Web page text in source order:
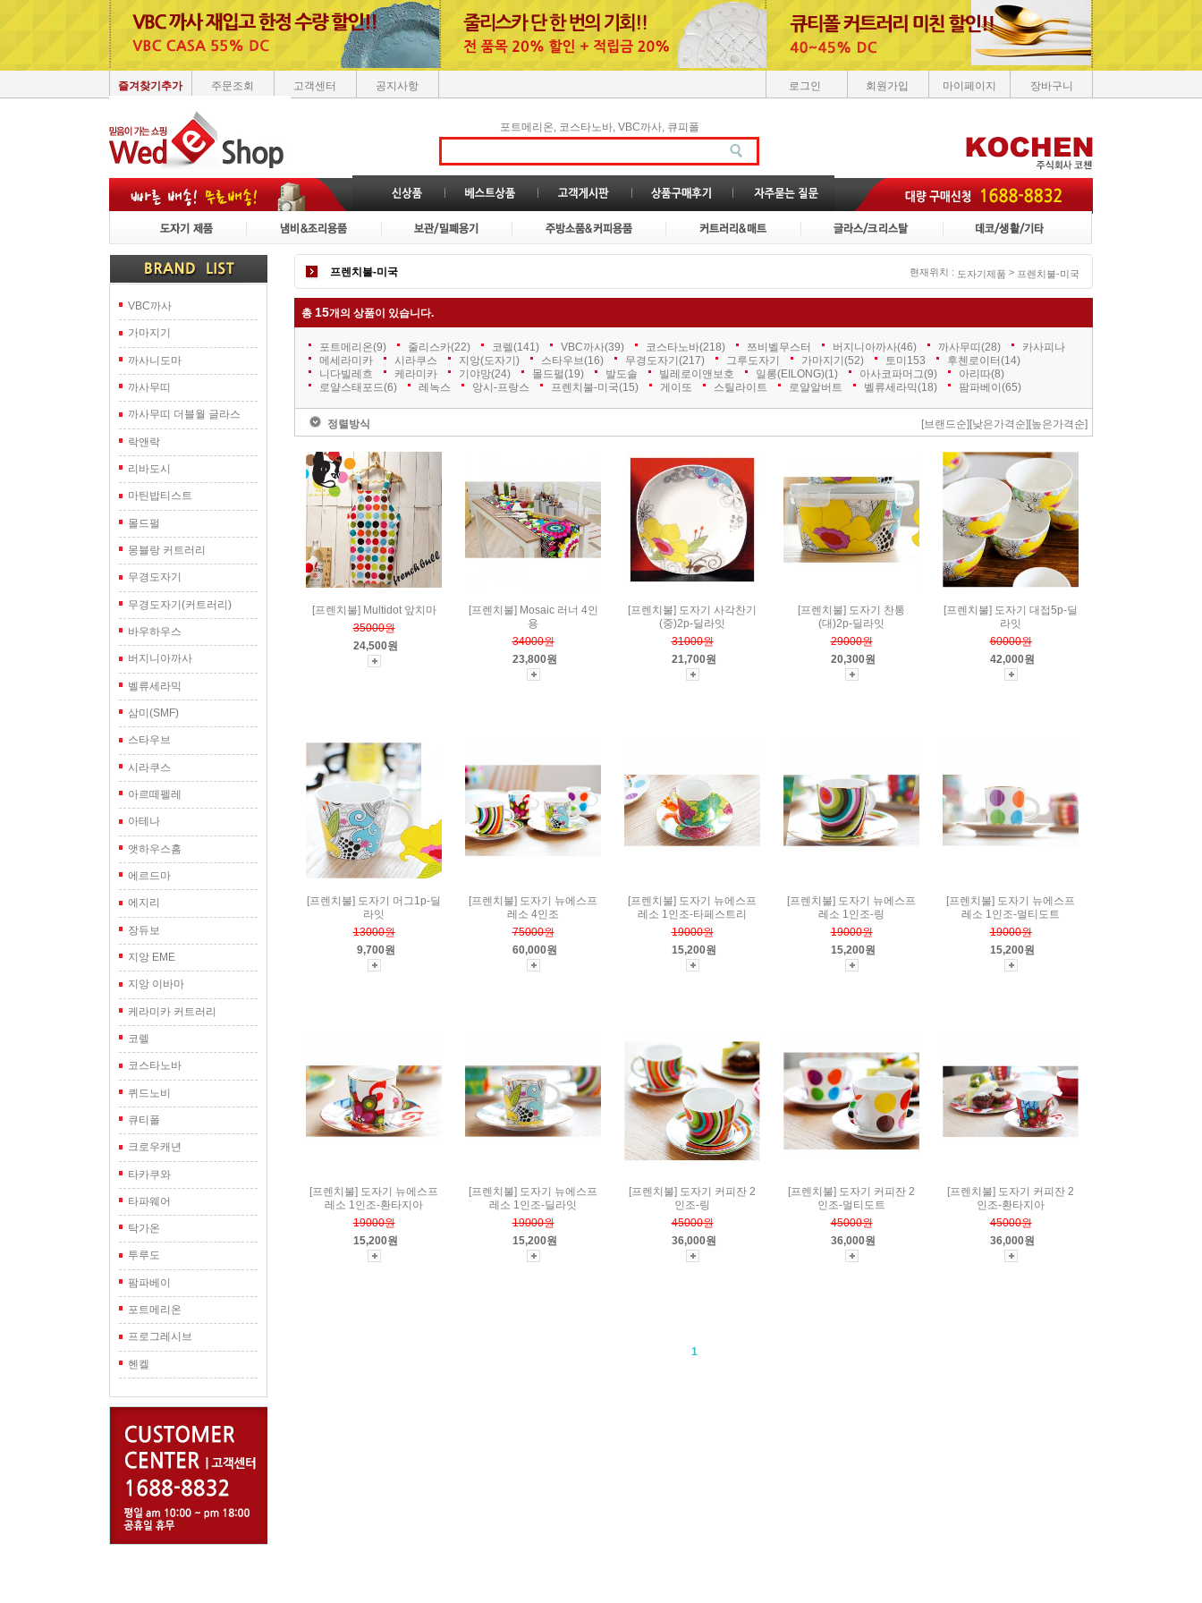
즐겨찾기추가 주문조회 고객센터 공지사항 로그인 회원가입 마이페이지 장바구니
포트메리온, 코스타노바, VBC까사, 큐피폴
VBC까사
가마지기
까사니도마
까사무띠
까사무띠 더블월 글라스
락앤락
리바도시
마틴밥티스트
몰드펄
몽블랑 커트러리
무경도자기
무경도자기(커트러리)
바우하우스
버지니아까사
벨류세라믹
삼미(SMF)
스타우브
시라쿠스
아르떼펠레
아테나
앳하우스홈
에르드마
에지리
장듀보
지앙 EME
지앙 이바마
케라미카 커트러리
코렐
코스타노바
퀴드노비
큐티폴
크로우캐년
타카쿠와
타파웨어
탁가온
투루도
팜파베이
포트메리온
프로그레시브
헨켈
프렌치불-미국 현재위치 : 도자기제품 > 프렌치불-미국
총 15개의 상품이 있습니다.
포트메리온(9) 줄리스카(22) 코렐(141) VBC까사(39) 코스타노바(218) 쯔비벨무스터 버지니아까사(46) 까사무띠 (28)
카사피나
메세라미카
시라쿠스 지앙(도자기) 스타우브(16) 무경도자기 (217) 그루도자기 가마지기 (52) 토미153 후첸로이터(14)
니다빌레흐
케라미카 기야망(24) 몰드펄(19) 발도솔 빌레로이앤보호 일롱(EILONG)(1) 아사코파머그(9) 아리따(8)
로얄스태포드(6) 레녹스 앙시-프랑스 프렌치불-미국(15) 게이또 스틸라이트 로얄알버트 벨류세라믹(18) 팜파베이 (65)
정렬방식 [브랜드순] [낮은가격순] [높은가격순]
[프렌치불] Multidot 앞치마
35000원
24,500원
[프렌치불] Mosaic 러너 4인
용
34000원
23,800원
[프렌치불] 도자기 사각찬기
(중)2p-딜라잇
31000원
21,700원
[프렌치불] 도자기 찬통
(대)2p-딜라잇
29000원
20,300원
[프렌치불] 도자기 대접5p-딜
라잇
60000원
42,000원
[프렌치불] 도자기 머그1p-딜
라잇
13000원
9,700원
[프렌치불] 도자기 뉴에스프
레소 4인조
75000원
60,000원
[프렌치불] 도자기 뉴에스프
레소 1인조-타페스트리
19000원
15,200원
[프렌치불] 도자기 뉴에스프
레소 1인조-링
19000원
15,200원
[프렌치불] 도자기 뉴에스프
레소 1인조-멀티도트
19000원
15,200원
[프렌치불] 도자기 뉴에스프
레소 1인조-환타지아
19000원
15,200원
[프렌치불] 도자기 뉴에스프
레소 1인조-딜라잇
19000원
15,200원
[프렌치불] 도자기 커피잔 2
인조-링
45000원
36,000원
[프렌치불] 도자기 커피잔 2
인조-멀티도트
45000원
36,000원
[프렌치불] 도자기 커피잔 2
인조-환타지아
45000원
36,000원
1